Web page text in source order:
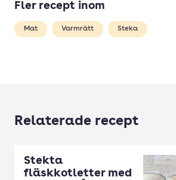
Fler recept inom
Mat Varmrätt Steka
Relaterade recept
Stekta
fläskkotletter med